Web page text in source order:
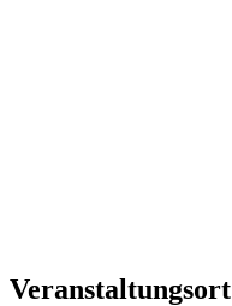
Veranstaltungsort